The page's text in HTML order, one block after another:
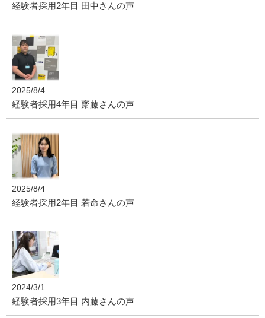
経験者採用2年目 田中さんの声
2025/8/4
経験者採用4年目 齋藤さんの声
2025/8/4
経験者採用2年目 若命さんの声
2024/3/1
経験者採用3年目 内藤さんの声